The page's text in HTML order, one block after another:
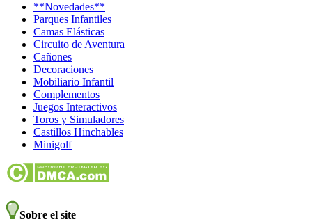
**Novedades**
Parques Infantiles
Camas Elásticas
Circuito de Aventura
Cañones
Decoraciones
Mobiliario Infantil
Complementos
Juegos Interactivos
Toros y Simuladores
Castillos Hinchables
Minigolf
Sobre el site